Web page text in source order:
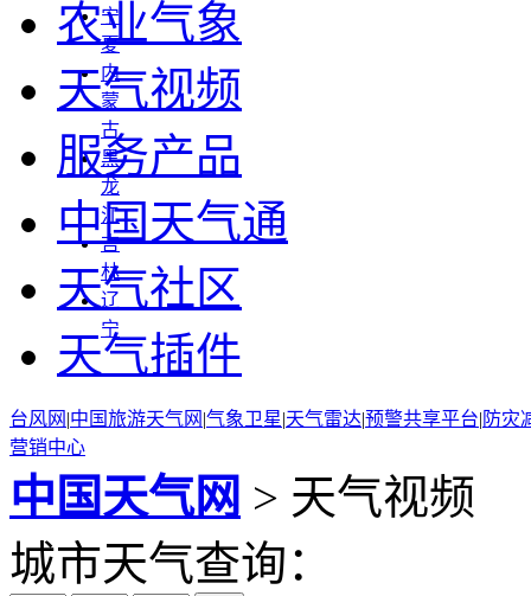
宁
夏
内
蒙
古
黑
龙
江
吉
林
辽
宁
农业气象
天气视频
服务产品
中国天气通
天气社区
天气插件
台风网 |中国旅游天气网 |气象卫星|天气雷达|预警共享平台| 防灾
营销中心
中国天气网 > 天气视频
城市天气查询：